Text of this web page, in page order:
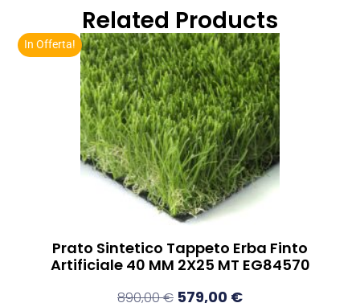
Related Products
In Offerta!
Prato Sintetico Tappeto Erba Finto
Artificiale 40 MM 2X25 MT EG84570
890,00€ 579,00 €